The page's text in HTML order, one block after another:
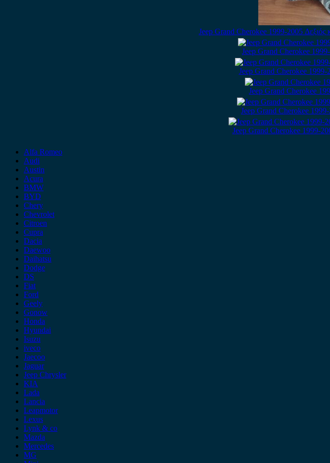
Jeep Grand Cherokee 1999-2005
Jeep Grand Cherokee
Jeep Grand Cherokee
Jeep Grand Cherokee
Jeep Grand Cherokee
Jeep Grand Cherokee 1999-
Alfa Romeo
Audi
Austin
Acura
BMW
BYD
Chery
Chevrolet
Citroen
Cupra
Dacia
Daewoo
Daihatsu
Dodge
DS
Fiat
Ford
Geely
Gonow
Honda
Hyundai
Isuzu
iveco
Jaecoo
Jaguar
Jeep Chrysler
KIA
Lada
Lancia
Leapmotor
Lexus
Lynk & co
Mazda
Mercedes
MG